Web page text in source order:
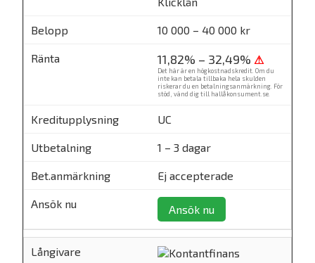
10 000 – 40 000 kr
11,82% – 32,49% ⚠
Det här är en högkostnadskredit. Om du
inte kan betala tillbaka hela skulden
riskerar du en betalningsanmärkning. För
stöd, vänd dig till hallåkonsument.se
UC
1 – 3 dagar
Ej accepterade
Ansök nu